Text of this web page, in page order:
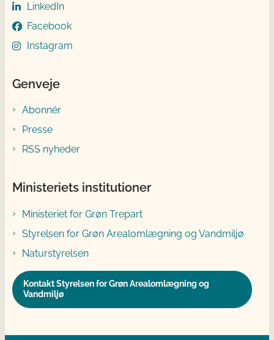
LinkedIn
Facebook
Instagram
Genveje
Abonnér
Presse
RSS nyheder
Ministeriets institutioner
Ministeriet for Grøn Trepart
Styrelsen for Grøn Arealomlægning og Vandmiljø
Naturstyrelsen
Kontakt Styrelsen for Grøn Arealomlægning og
Vandmiljø